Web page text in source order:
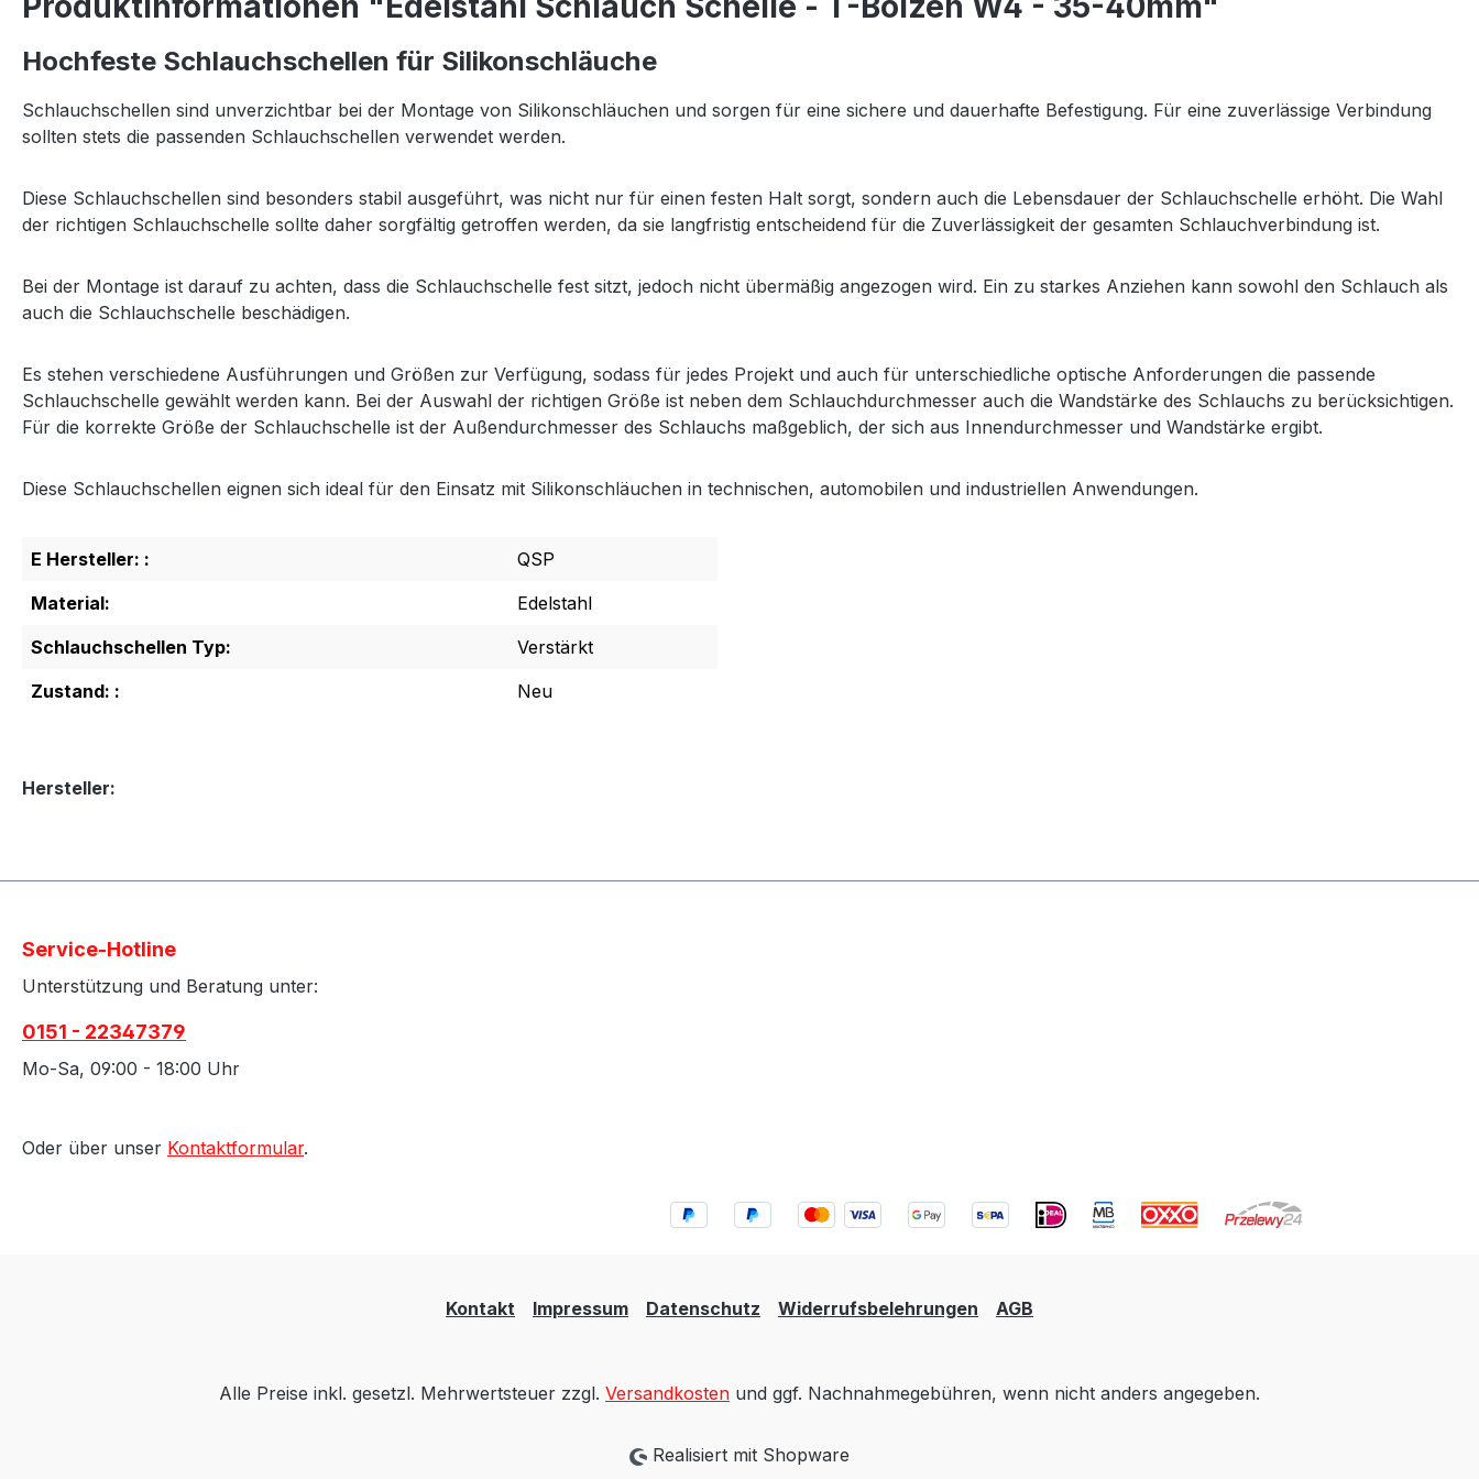
Hochfeste Schlauchschellen für Silikonschläuche
Schlauchschellen sind unverzichtbar bei der Montage von Silikonschläuchen und sorgen für eine sichere und dauerhafte Befestigung. Für eine zuverlässige Verbindung
sollten stets die passenden Schlauchschellen verwendet werden.
Diese Schlauchschellen sind besonders stabil ausgeführt, was nicht nur für einen festen Halt sorgt, sondern auch die Lebensdauer der Schlauchschelle erhöht. Die Wahl
der richtigen Schlauchschelle sollte daher sorgfältig getroffen werden, da sie langfristig entscheidend für die Zuverlässigkeit der gesamten Schlauchverbindung ist.
Bei der Montage ist darauf zu achten, dass die Schlauchschelle fest sitzt, jedoch nicht übermäßig angezogen wird. Ein zu starkes Anziehen kann sowohl den Schlauch als
auch die Schlauchschelle beschädigen.
Es stehen verschiedene Ausführungen und Größen zur Verfügung, sodass für jedes Projekt und auch für unterschiedliche optische Anforderungen die passende
Schlauchschelle gewählt werden kann. Bei der Auswahl der richtigen Größe ist neben dem Schlauchdurchmesser auch die Wandstärke des Schlauchs zu berücksichtigen.
Für die korrekte Größe der Schlauchschelle ist der Außendurchmesser des Schlauchs maßgeblich, der sich aus Innendurchmesser und Wandstärke ergibt.
Diese Schlauchschellen eignen sich ideal für den Einsatz mit Silikonschläuchen in technischen, automobilen und industriellen Anwendungen.
E Hersteller: :
QSP
Material:
Edelstahl
Schlauchschellen Typ:
Verstärkt
Zustand: :
Neu
Hersteller:
Service-Hotline
Unterstützung und Beratung unter:
0151 - 22347379
Mo-Sa, 09:00 - 18:00 Uhr
Oder über unser Kontaktformular.
Kontakt Impressum Datenschutz Widerrufsbelehrungen AGB
Alle Preise inkl. gesetzl. Mehrwertsteuer zzgl. Versandkosten und ggf. Nachnahmegebühren, wenn nicht anders angegeben.
Realisiert mit Shopware